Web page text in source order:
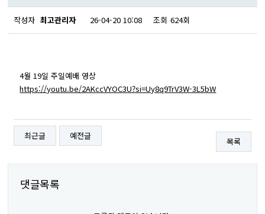
작성자 최고관리자 26-04-20 10:08 조회 624회
4월 19일 주일예배 영상
https://youtu.be/2AKccVYOC3U?si=Uy8q9TrV3W-3L5bW
최근글 예전글
목록
댓글목록